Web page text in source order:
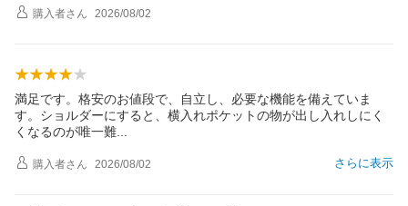
購入者さん 2026/08/02
満足です。格安のお値段で、自立し、必要な機能を備えていま
す。ショルダーにすると、横入れポケットの物が出し入れしにく
くなるのが唯一難
さらに表示
購入者さん 2026/08/02